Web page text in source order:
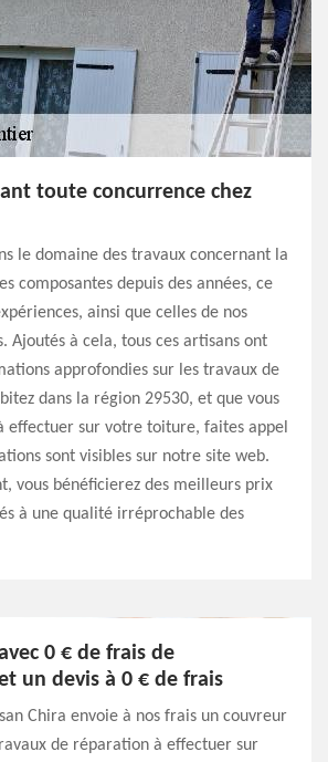
toute concurrence chez
le domaine des travaux concernant la
composantes depuis des années, ce
ainsi que celles de nos
Ajoutés à cela, tous ces artisans ont
approfondies sur les travaux de
dans la région 29530, et que vous
effectuer sur votre toiture, faites appel
sont visibles sur notre site web.
vous bénéficierez des meilleurs prix
à une qualité irréprochable des
0 € de frais de
un devis à 0 € de frais
Chira envoie à nos frais un couvreur
de réparation à effectuer sur